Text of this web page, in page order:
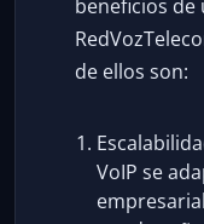
beneficios de
de ellos son:
VoIP se